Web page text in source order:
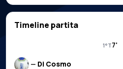
Timeline partita
1°T7'
— Di Cosmo